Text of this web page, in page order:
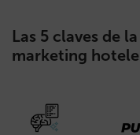
Las 5 claves de
marketing